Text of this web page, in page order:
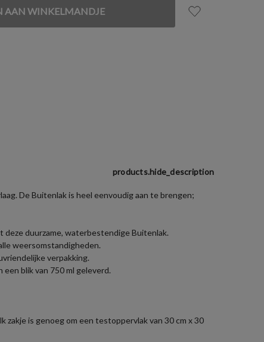
products.hide_description
De Buitenlak is heel eenvoudig aan te brengen;
duurzame, waterbestendige Buitenlak.
weersomstandigheden.
verpakking.
blik van 750 ml geleverd.
is genoeg om een testoppervlak van 30 cm x 30